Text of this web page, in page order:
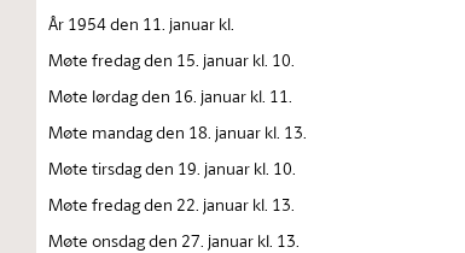
År 1954 den 11. januar kl.
Møte fredag den 15. januar kl. 10.
Møte lørdag den 16. januar kl. 11.
Møte mandag den 18. januar kl. 13.
Møte tirsdag den 19. januar kl. 10.
Møte fredag den 22. januar kl. 13.
Møte onsdag den 27. januar kl. 13.